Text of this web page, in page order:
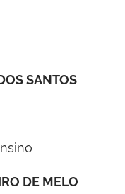
SANTOS
DE MELO